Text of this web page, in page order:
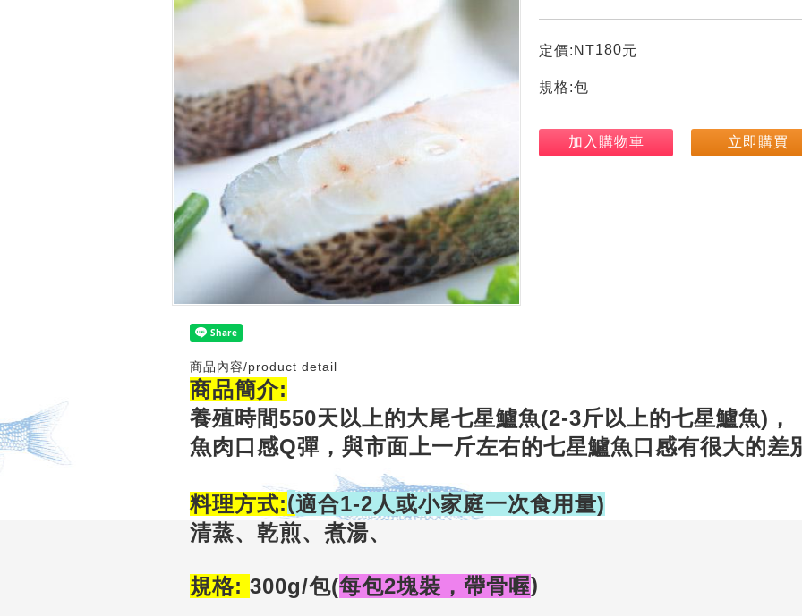
定價:NT180元
規格:包
加入購物車 立即購買
商品內容/product detail
商品簡介:
養殖時間550天以上的大尾七星鱸魚(2-3斤以上的七星鱸魚)，
魚肉口感Q彈，​與市面上一斤左右的七星鱸魚口感有很大的差
料理方式:(適合1-2人或小家庭一次食用量)
清蒸、乾煎、 煮湯、
規格: 300g/包(每包2塊裝 ，帶骨喔)